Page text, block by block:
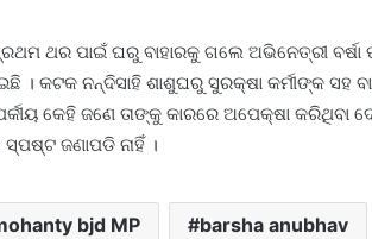
ଥର ପାଇଁ ଘରୁ ବାହାରକୁ ଗଲେ ଅଭିନେତ୍ରୀ ବର୍ଷା
କଟକ ନନ୍ଦିସାହି ଶାଶୁଘରୁ ସୁରକ୍ଷା କର୍ମୀଙ୍କ ସହ
କେହି ଜଣେ ତାଙ୍କୁ କାରରେ ଅପେକ୍ଷା କରିଥିବା
ଜଣାପଡି ନାହିଁ ।
bjd MP barsha anubhav